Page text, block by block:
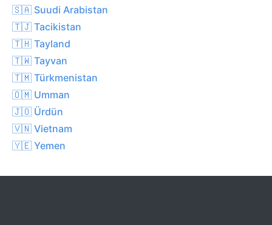
🇸🇦 Suudi Arabistan
🇹🇯 Tacikistan
🇹🇭 Tayland
🇹🇼 Tayvan
🇹🇲 Türkmenistan
🇴🇲 Umman
🇯🇴 Ürdün
🇻🇳 Vietnam
🇾🇪 Yemen